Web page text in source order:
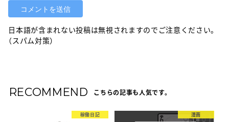
日本語が含まれない投稿は無視されますのでご注意ください。
（スパム対策）
RECOMMEND こちらの記事も人気です。
稼働日記 漫画